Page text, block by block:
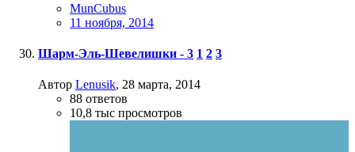
MunCubus
11 ноября, 2014
Шарм-Эль-Шевелишки - 3 1 2 3
Автор Lenusik, 28 марта, 2014
88 ответов
10,8 тыс просмотров